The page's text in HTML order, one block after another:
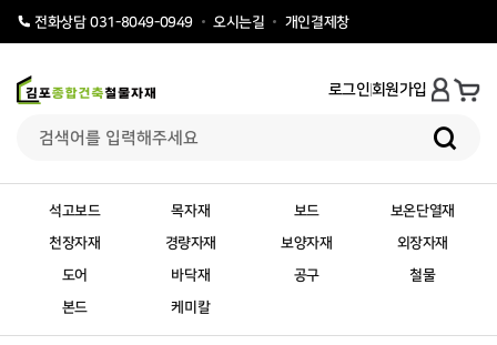
전화상담 031-8049-0949 오시는길 개인결제창
로그인회원가입
석고보드 목자재 보드 보온단열재
천장자재 경량자재 보양자재 외장자재
도어 바닥재 공구 철물
본드 케미칼